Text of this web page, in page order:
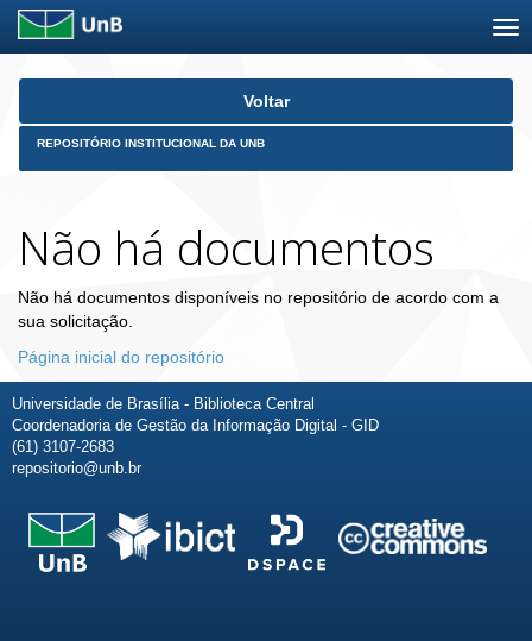
Skip
Voltar
REPOSITÓRIO INSTITUCIONAL DA UNB
Não há documentos
Não há documentos disponíveis no repositório de acordo com a
sua solicitação.
Página inicial do repositório
Universidade de Brasília - Biblioteca Central
Coordenadoria de Gestão da Informação Digital - GID
(61) 3107-2683
repositorio@unb.br